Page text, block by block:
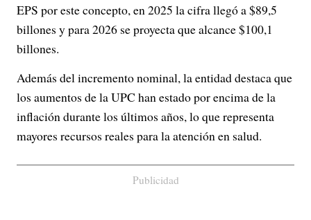
EPS por este concepto, en 2025 la cifra llegó a $89,5
billones y para 2026 se proyecta que alcance $100,1
billones.
Además del incremento nominal, la entidad destaca que
los aumentos de la UPC han estado por encima de la
inflación durante los últimos años, lo que representa
mayores recursos reales para la atención en salud.
Publicidad